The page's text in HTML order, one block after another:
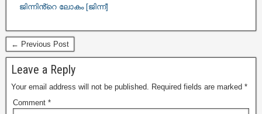
ജിന്നിൻ്റെ ലോകം [ജിന്ന്]
← Previous Post
Leave a Reply
Your email address will not be published. Required fields are marked *
Comment *